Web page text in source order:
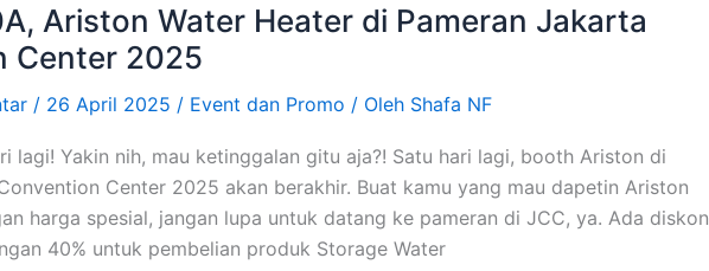
Ariston Water Heater di Pameran Jakarta
Center 2025
/ 26 April 2025 / Event dan Promo / Oleh Shafa NF
lagi! Yakin nih, mau ketinggalan gitu aja?! Satu hari lagi, booth Ariston di
Center 2025 akan berakhir. Buat kamu yang mau dapetin Ariston
harga spesial, jangan lupa untuk datang ke pameran di JCC, ya. Ada diskon
40% untuk pembelian produk Storage Water